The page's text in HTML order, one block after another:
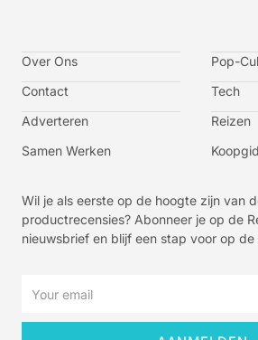
-
f
a
c
e
o
o
-
t
w
i
t
e
r
-
s
g
r
m
-
-
u
b
Over Ons
Contact
Adverteren
Samen Werken
Pop-
Tech
Reizen
Wil je als eerste op de hoogte zijn van
productrecensies? Abonneer je op de
nieuwsbrief en blijf een stap voor op de